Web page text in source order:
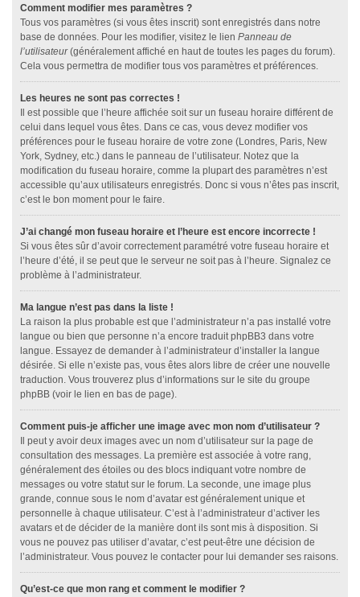
Comment modifier mes paramètres ?
Tous vos paramètres (si vous êtes inscrit) sont enregistrés dans notre
base de données. Pour les modifier, visitez le lien Panneau de
l’utilisateur(généralement affiché en haut de toutes les pages du forum).
Cela vous permettra de modifier tous vos paramètres et préférences.
Les heures ne sont pas correctes !
Il est possible que l’heure affichée soit sur un fuseau horaire différent de
celui dans lequel vous êtes. Dans ce cas, vous devez modifier vos
préférences pour le fuseau horaire de votre zone (Londres, Paris, New
York, Sydney, etc.) dans le panneau de l’utilisateur. Notez que la
modification du fuseau horaire, comme la plupart des paramètres n’est
accessible qu’aux utilisateurs enregistrés. Donc si vous n’êtes pas inscrit,
c’est le bon moment pour le faire.
J’ai changé mon fuseau horaire et l’heure est encore incorrecte !
Si vous êtes sûr d’avoir correctement paramétré votre fuseau horaire et
l’heure d’été, il se peut que le serveur ne soit pas à l’heure. Signalez ce
problème à l’administrateur.
Ma langue n’est pas dans la liste !
La raison la plus probable est que l’administrateur n’a pas installé votre
langue ou bien que personne n’a encore traduit phpBB3 dans votre
langue. Essayez de demander à l’administrateur d’installer la langue
désirée. Si elle n’existe pas, vous êtes alors libre de créer une nouvelle
traduction. Vous trouverez plus d’informations sur le site du groupe
phpBB (voir le lien en bas de page).
Comment puis-je afficher une image avec mon nom d’utilisateur ?
Il peut y avoir deux images avec un nom d’utilisateur sur la page de
consultation des messages. La première est associée à votre rang,
généralement des étoiles ou des blocs indiquant votre nombre de
messages ou votre statut sur le forum. La seconde, une image plus
grande, connue sous le nom d’avatar est généralement unique et
personnelle à chaque utilisateur. C’est à l’administrateur d’activer les
avatars et de décider de la manière dont ils sont mis à disposition. Si
vous ne pouvez pas utiliser d’avatar, c’est peut-être une décision de
l’administrateur. Vous pouvez le contacter pour lui demander ses raisons.
Qu’est-ce que mon rang et comment le modifier ?